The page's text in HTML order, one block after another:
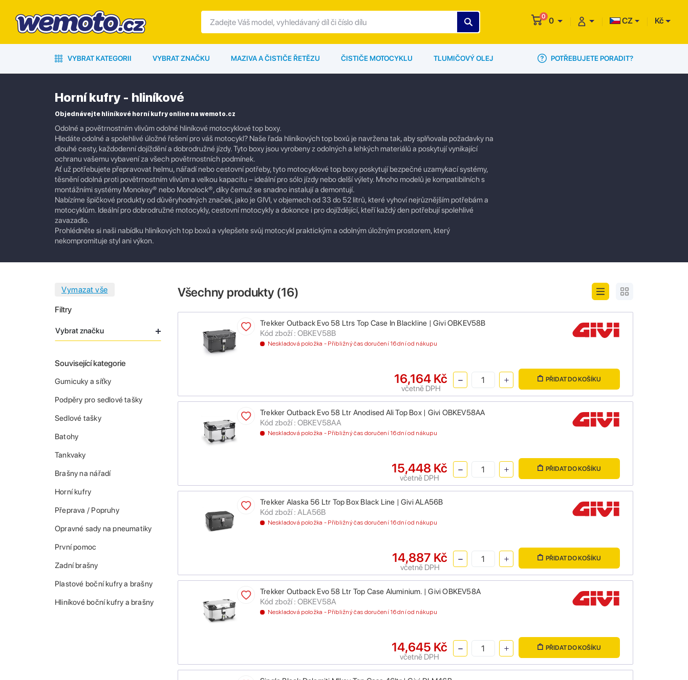
0 0 CZ Kč
VYBRAT KATEGORII VYBRAT ZNAČKU MAZIVA A ČISTIČE ŘETĚZU ČISTIČE MOTOCYKLU TLUMIČOVÝ OLEJ POTŘEBUJETE PORADIT?
Horní kufry - hliníkové
Objednávejte hliníkové horní kufry online na wemoto.cz
Odolné a povětrnostním vlivům odolné hliníkové motocyklové top boxy.
Hledáte odolné a spolehlivé úložné řešení pro váš motocykl? Naše řada hliníkových top boxů je navržena tak, aby splňovala požadavky na
dlouhé cesty, každodenní dojíždění a dobrodružné jízdy. Tyto boxy jsou vyrobeny z odolných a lehkých materiálů a poskytují vynikající
ochranu vašemu vybavení za všech povětrnostních podmínek.
Ať už potřebujete přepravovat helmu, nářadí nebo cestovní potřeby, tyto motocyklové top boxy poskytují bezpečné uzamykací systémy,
těsnění odolná proti povětrnostním vlivům a velkou kapacitu – ideální pro sólo jízdy nebo delší výlety. Mnoho modelů je kompatibilních s
montážními systémy Monokey® nebo Monolock®, díky čemuž se snadno instalují a demontují.
Nabízíme špičkové produkty od důvěryhodných značek, jako je GIVI, v objemech od 33 do 52 litrů, které vyhoví nejrůznějším potřebám a
motocyklům. Ideální pro dobrodružné motocykly, cestovní motocykly a dokonce i pro dojíždějící, kteří každý den potřebují spolehlivé
zavazadlo.
Prohlédněte si naši nabídku hliníkových top boxů a vylepšete svůj motocykl praktickým a odolným úložným prostorem, který
nekompromituje styl ani výkon.
Filtry
Vybrat značku
Související kategorie
Gumicuky a síťky
Podpěry pro sedlové tašky
Sedlové tašky
Batohy
Tankvaky
Brašny na nářadí
Horní kufry
Přeprava / Popruhy
Opravné sady na pneumatiky
První pomoc
Zadní brašny
Plastové boční kufry a brašny
Hliníkové boční kufry a brašny
Všechny produkty (16)
Trekker Outback Evo 58 Ltrs Top Case In Blackline | Givi OBKEV58B
Kód zboží : OBKEV58B
Neskladová položka - Přibližný čas doručení 16 dní od nákupu
16,164 Kč
včetně DPH
PŘIDAT DO KOŠÍKU
Trekker Outback Evo 58 Ltr Anodised Ali Top Box | Givi OBKEV58AA
Kód zboží : OBKEV58AA
Neskladová položka - Přibližný čas doručení 16 dní od nákupu
15,448 Kč
včetně DPH
PŘIDAT DO KOŠÍKU
Trekker Alaska 56 Ltr Top Box Black Line | Givi ALA56B
Kód zboží : ALA56B
Neskladová položka - Přibližný čas doručení 16 dní od nákupu
14,887 Kč
včetně DPH
PŘIDAT DO KOŠÍKU
Trekker Outback Evo 58 Ltr Top Case Aluminium. | Givi OBKEV58A
Kód zboží : OBKEV58A
Neskladová položka - Přibližný čas doručení 16 dní od nákupu
14,645 Kč
včetně DPH
PŘIDAT DO KOŠÍKU